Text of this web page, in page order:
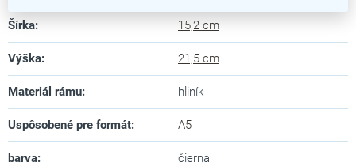
Šírka: 15,2 cm
Výška: 21,5 cm
Materiál rámu: hliník
Uspôsobené pre formát: A5
barva: čierna